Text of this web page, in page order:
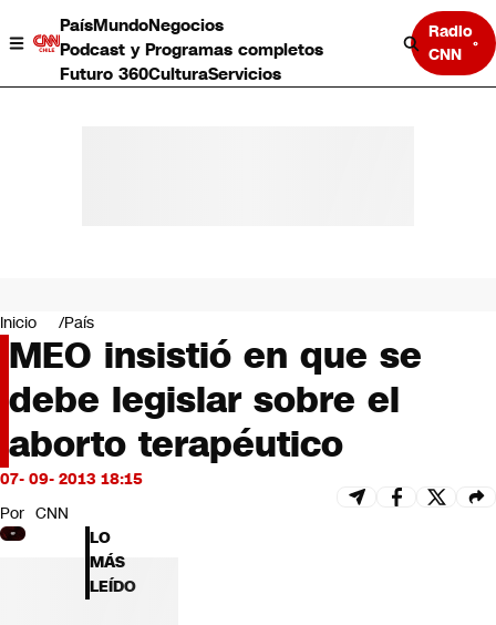
PaísMundoNegocios
Podcast y Programas completos
Futuro 360CulturaServicios
Radio
CNN
Negocios
Deportes
Programas completos
Cultura
Servicios
Bits
CNN tiempo
Futuro 360
Opinión
Inicio País
MEO insistió en que se
debe legislar sobre el
aborto terapéutico
07- 09- 2013 18:15
Por CNN
LO
MÁS
LEÍDO